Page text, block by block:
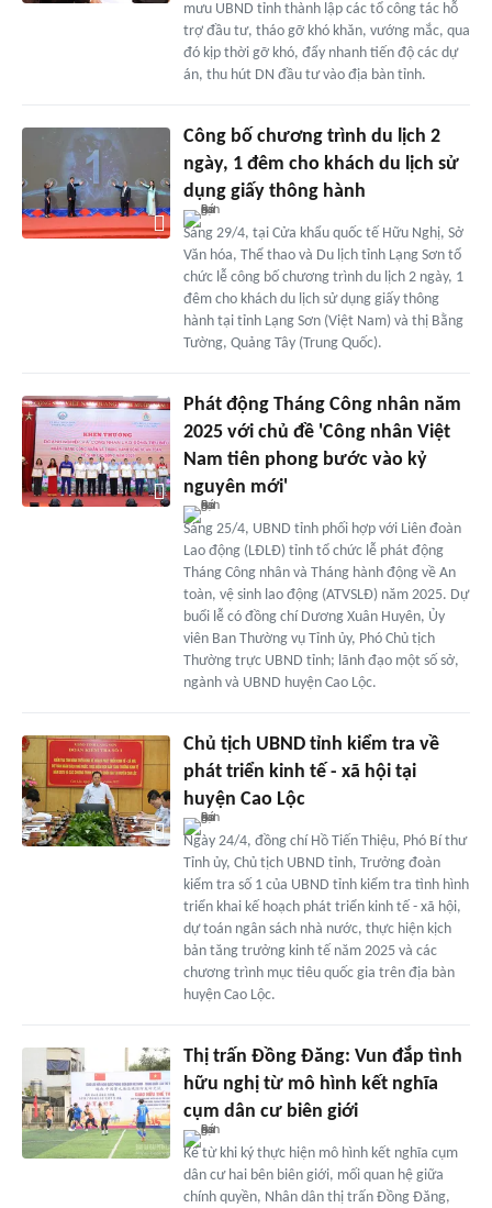
mưu UBND tỉnh thành lập các tổ công tác hỗ
trợ đầu tư, tháo gỡ khó khăn, vướng mắc, qua
đó kịp thời gỡ khó, đẩy nhanh tiến độ các dự
án, thu hút DN đầu tư vào địa bàn tỉnh.
Công bố chương trình du lịch 2
ngày, 1 đêm cho khách du lịch sử
dụng giấy thông hành
Sáng 29/4, tại Cửa khẩu quốc tế Hữu Nghị, Sở
Văn hóa, Thể thao và Du lịch tỉnh Lạng Sơn tổ
chức lễ công bố chương trình du lịch 2 ngày, 1
đêm cho khách du lịch sử dụng giấy thông
hành tại tỉnh Lạng Sơn (Việt Nam) và thị Bằng
Tường, Quảng Tây (Trung Quốc).
Phát động Tháng Công nhân năm
2025 với chủ đề 'Công nhân Việt
Nam tiên phong bước vào kỷ
nguyên mới'
Sáng 25/4, UBND tỉnh phối hợp với Liên đoàn
Lao động (LĐLĐ) tỉnh tổ chức lễ phát động
Tháng Công nhân và Tháng hành động về An
toàn, vệ sinh lao động (ATVSLĐ) năm 2025. Dự
buổi lễ có đồng chí Dương Xuân Huyên, Ủy
viên Ban Thường vụ Tỉnh ủy, Phó Chủ tịch
Thường trực UBND tỉnh; lãnh đạo một số sở,
ngành và UBND huyện Cao Lộc.
Chủ tịch UBND tỉnh kiểm tra về
phát triển kinh tế - xã hội tại
huyện Cao Lộc
Ngày 24/4, đồng chí Hồ Tiến Thiệu, Phó Bí thư
Tỉnh ủy, Chủ tịch UBND tỉnh, Trưởng đoàn
kiểm tra số 1 của UBND tỉnh kiểm tra tình hình
triển khai kế hoạch phát triển kinh tế - xã hội,
dự toán ngân sách nhà nước, thực hiện kịch
bản tăng trưởng kinh tế năm 2025 và các
chương trình mục tiêu quốc gia trên địa bàn
huyện Cao Lộc.
Thị trấn Đồng Đăng: Vun đắp tình
hữu nghị từ mô hình kết nghĩa
cụm dân cư biên giới
Kể từ khi ký thực hiện mô hình kết nghĩa cụm
dân cư hai bên biên giới, mối quan hệ giữa
chính quyền, Nhân dân thị trấn Đồng Đăng,